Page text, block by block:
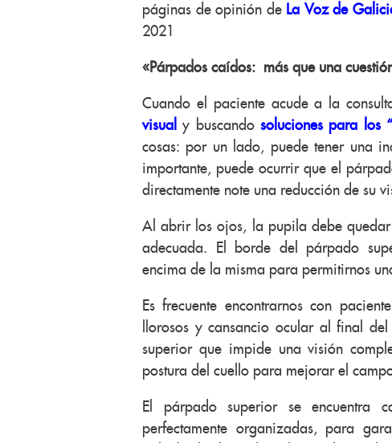
páginas de opinión de La Voz de
2021
«Párpados caídos: más que una
Cuando el paciente acude a la
visual y buscandosoluciones para los
cosas: por un lado, puede tener una
importante, puede ocurrir que el
directamente note una reducción de su
Al abrir los ojos, la pupila debe
adecuada. El borde del párpado
encima de la misma para permitirnos
Es frecuente encontrarnos con
llorosos y cansancio ocular al final
superior que impide una visión
postura del cuello para mejorar el
El párpado superior se encuentra
perfectamente organizadas, para